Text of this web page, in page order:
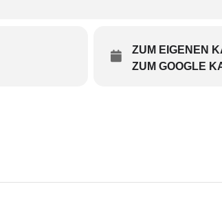
ZUM EIGENEN
ZUM GOOGLE